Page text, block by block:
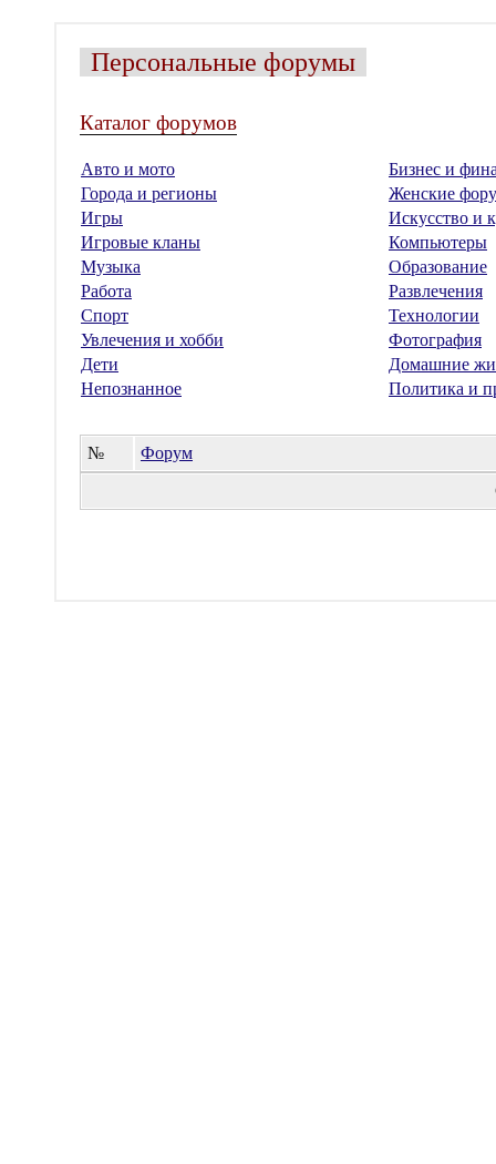
Персональные форумы
Каталог форумов
Авто и мото
Бизнес и
Города и регионы
Женские
Игры
Искусство и
Игровые кланы
Компьютеры
Музыка
Образование
Работа
Развлечения
Спорт
Технологии
Увлечения и хобби
Фотография
Дети
Домашние
Непознанное
Политика и
№
Форум